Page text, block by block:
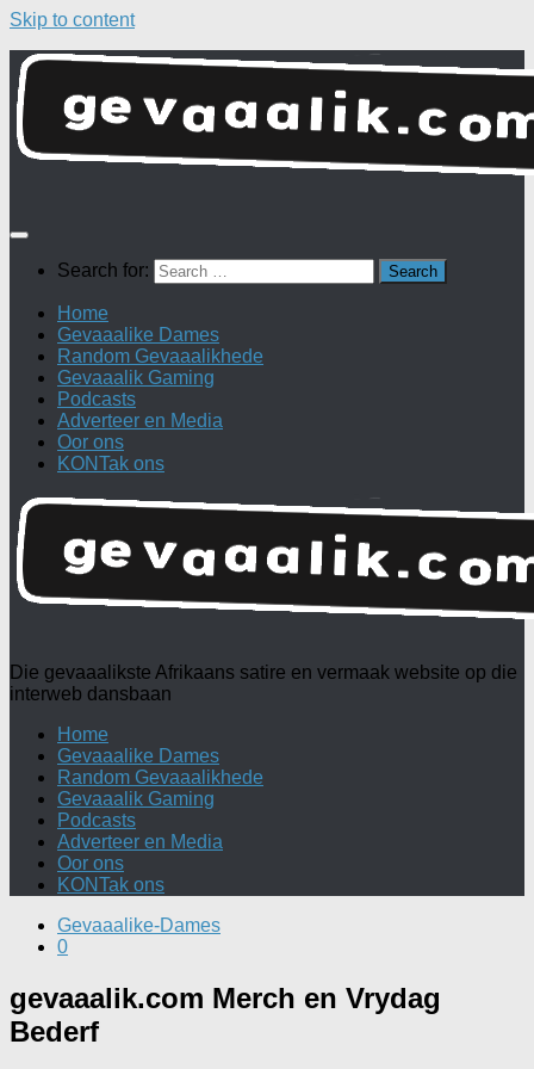
Skip to content
Search for:
Home
Gevaaalike Dames
Random Gevaaalikhede
Gevaaalik Gaming
Podcasts
Adverteer en Media
Oor ons
KONTak ons
Die gevaaalikste Afrikaans satire en vermaak website op die
interweb dansbaan
Home
Gevaaalike Dames
Random Gevaaalikhede
Gevaaalik Gaming
Podcasts
Adverteer en Media
Oor ons
KONTak ons
Gevaaalike-Dames
0
gevaaalik.com Merch en Vrydag
Bederf